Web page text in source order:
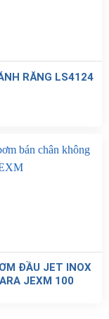
RĂNG LS4124
ĐẦU JET INOX
JEXM 100